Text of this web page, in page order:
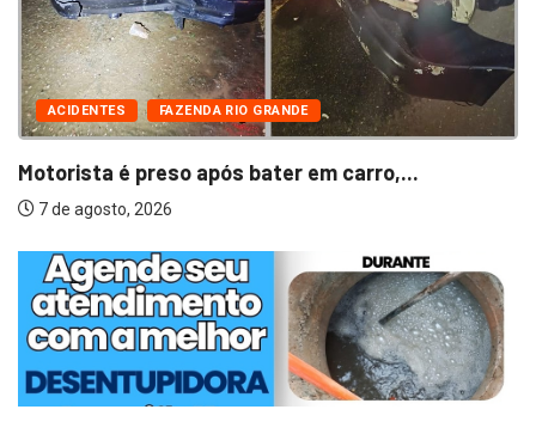
ACIDENTES FAZENDA RIO GRANDE
Motorista é preso após bater em carro,...
7 de agosto, 2026